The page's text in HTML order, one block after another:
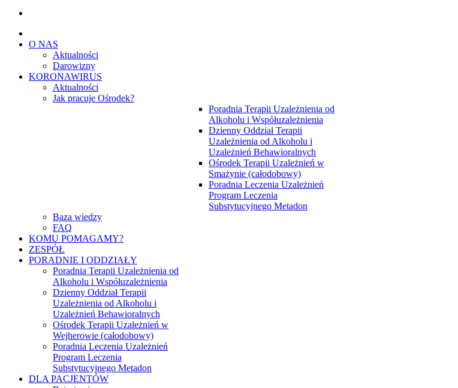
O NAS
Aktualności
Darowizny
KORONAWIRUS
Aktualności
Jak pracuje Ośrodek?
Poradnia Terapii Uzależnienia od
Alkoholu i Współuzależnienia
Dzienny Oddział Terapii
Uzależnienia od Alkoholu i
Uzależnień Behawioralnych
Ośrodek Terapii Uzależnień w
Smażynie (całodobowy)
Poradnia Leczenia Uzależnień
Program Leczenia
Substytucyjnego Metadon
Baza wiedzy
FAQ
KOMU POMAGAMY?
ZESPÓŁ
PORADNIE I ODDZIAŁY
Poradnia Terapii Uzależnienia od
Alkoholu i Współuzależnienia
Dzienny Oddział Terapii
Uzależnienia od Alkoholu i
Uzależnień Behawioralnych
Ośrodek Terapii Uzależnień w
Wejherowie (całodobowy)
Poradnia Leczenia Uzależnień
Program Leczenia
Substytucyjnego Metadon
DLA PACJENTÓW